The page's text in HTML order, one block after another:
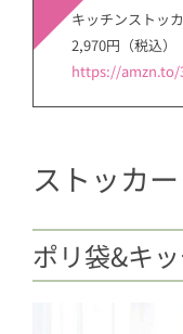
キッチンストッ
2,970円（税込）
https://amzn.to/
ストッカ
ポリ袋&キ